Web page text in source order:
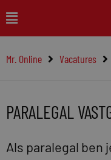
naar
inhoud
Main
Menu
Mr. Online Vacatures
PARALEGAL
Als paralegal ben